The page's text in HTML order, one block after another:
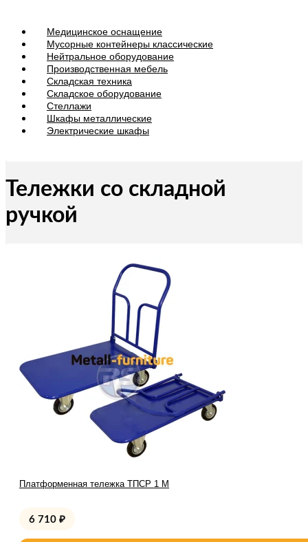
Медицинское оснащение
Мусорные контейнеры классические
Нейтральное оборудование
Производственная мебель
Складская техника
Складское оборудование
Стеллажи
Шкафы металлические
Электрические шкафы
Тележки со складной
ручкой
Платформенная тележка ТПСР 1 М
6 710 ₽